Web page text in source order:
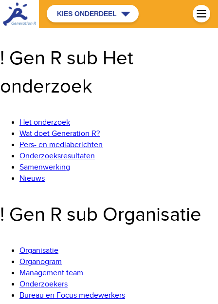
KIES ONDERDEEL
! Gen R sub Het
onderzoek
Het onderzoek
Wat doet Generation R?
Pers- en mediaberichten
Onderzoeksresultaten
Samenwerking
Nieuws
! Gen R sub Organisatie
Organisatie
Organogram
Management team
Onderzoekers
Bureau en Focus medewerkers